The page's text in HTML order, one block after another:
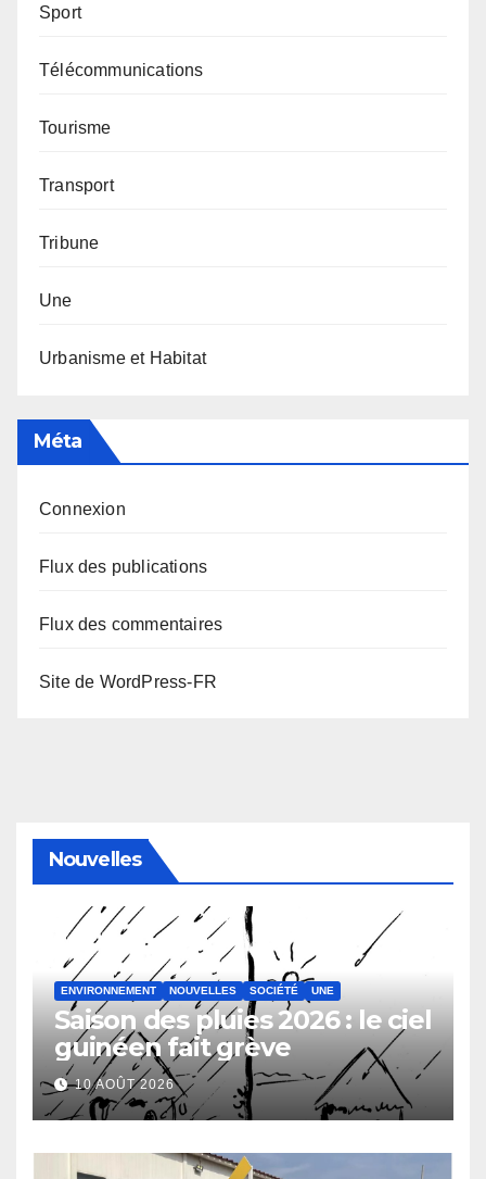
Sport
Télécommunications
Tourisme
Transport
Tribune
Une
Urbanisme et Habitat
Méta
Connexion
Flux des publications
Flux des commentaires
Site de WordPress-FR
Nouvelles
ENVIRONNEMENT NOUVELLES SOCIÉTÉ UNE
Saison des pluies 2026 : le ciel
guinéen fait grève
10 AOÛT 2026